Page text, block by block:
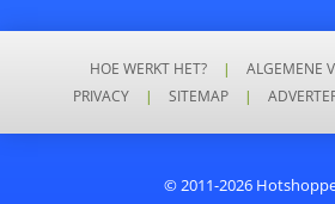
HOE WERKT HET? | ALGEMENE
PRIVACY
| SITEMAP |
© 2011-2026